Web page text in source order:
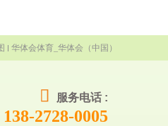
华体会体育_华体会（中国）
服务电话 :
138-2728-0005